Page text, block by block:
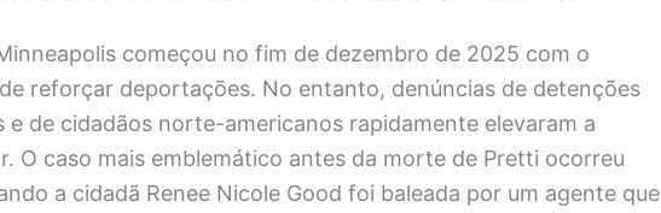
começou no fim de dezembro de 2025 com o
reforçar deportações. No entanto, denúncias de detenções
e de cidadãos norte-americanos rapidamente elevaram a
O caso mais emblemático antes da morte de Pretti ocorreu
a cidadã Renee Nicole Good foi baleada por um agente que